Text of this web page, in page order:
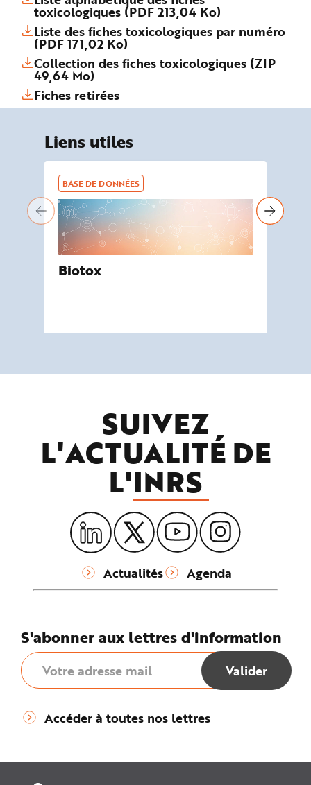
toxicologiques (PDF 213,04 Ko)
Liste des fiches toxicologiques par numéro
(PDF 171,02 Ko)
Collection des fiches toxicologiques (ZIP
49,64 Mo)
Fiches retirées
Liens utiles
BASE DE DONNÉES
Biotox
SUIVEZ
L'ACTUALITÉ DE
L'INRS
Actualités Agenda
S'abonner aux lettres d'information
Accéder à toutes nos lettres